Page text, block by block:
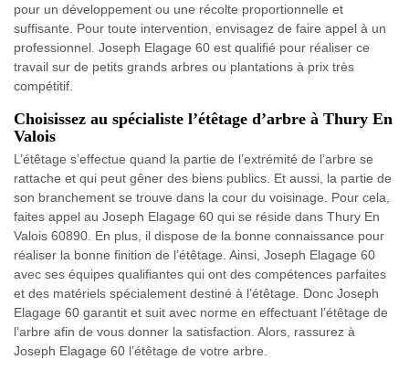
pour un développement ou une récolte proportionnelle et
suffisante. Pour toute intervention, envisagez de faire appel à un
professionnel. Joseph Elagage 60 est qualifié pour réaliser ce
travail sur de petits grands arbres ou plantations à prix très
compétitif.
Choisissez au spécialiste l’étêtage d’arbre à Thury En
Valois
L’étêtage s’effectue quand la partie de l’extrémité de l’arbre se
rattache et qui peut gêner des biens publics. Et aussi, la partie de
son branchement se trouve dans la cour du voisinage. Pour cela,
faites appel au Joseph Elagage 60 qui se réside dans Thury En
Valois 60890. En plus, il dispose de la bonne connaissance pour
réaliser la bonne finition de l’étêtage. Ainsi, Joseph Elagage 60
avec ses équipes qualifiantes qui ont des compétences parfaites
et des matériels spécialement destiné à l’étêtage. Donc Joseph
Elagage 60 garantit et suit avec norme en effectuant l’étêtage de
l’arbre afin de vous donner la satisfaction. Alors, rassurez à
Joseph Elagage 60 l’étêtage de votre arbre.